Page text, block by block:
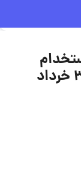
شرکت داروسازی نانودارو | ۳۰ خرداد